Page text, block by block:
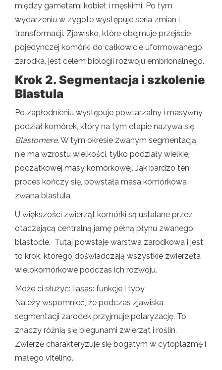
między gametami kobiet i męskimi. Po tym
wydarzeniu w zygote występuje seria zmian i
transformacji. Zjawisko, które obejmuje przejście
pojedynczej komórki do całkowicie uformowanego
zarodka, jest celem biologii rozwoju embrionalnego.
Krok 2. Segmentacja i szkolenie
Blastula
Po zapłodnieniu występuje powtarzalny i masywny
podział komórek, który na tym etapie nazywa się
Blastomere. W tym okresie zwanym segmentacją
nie ma wzrostu wielkości, tylko podziały wielkiej
początkowej masy komórkowej. Jak bardzo ten
proces kończy się, powstała masa komórkowa
zwana blastula.
U większości zwierząt komórki są ustalane przez
otaczającą centralną jamę pełną płynu zwanego
blastocle. Tutaj powstaje warstwa zarodkowa i jest
to krok, którego doświadczają wszystkie zwierzęta
wielokomórkowe podczas ich rozwoju.
Może ci służyć: liasas: funkcje i typy
Należy wspomnieć, że podczas zjawiska
segmentacji zarodek przyjmuje polaryzację. To
znaczy różnią się biegunami zwierząt i roślin.
Zwierzę charakteryzuje się bogatym w cytoplazmę i
małego vitelino.